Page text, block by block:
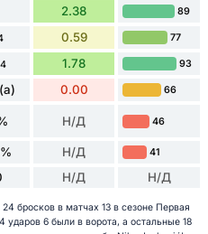
2.38 89
0.59 77
1.78 93
0.00 66
Н/Д 46
Н/Д 41
Н/Д Н/Д
бросков в матчах 13 в сезоне Первая
ударов 6 были в ворота, а остальные 18